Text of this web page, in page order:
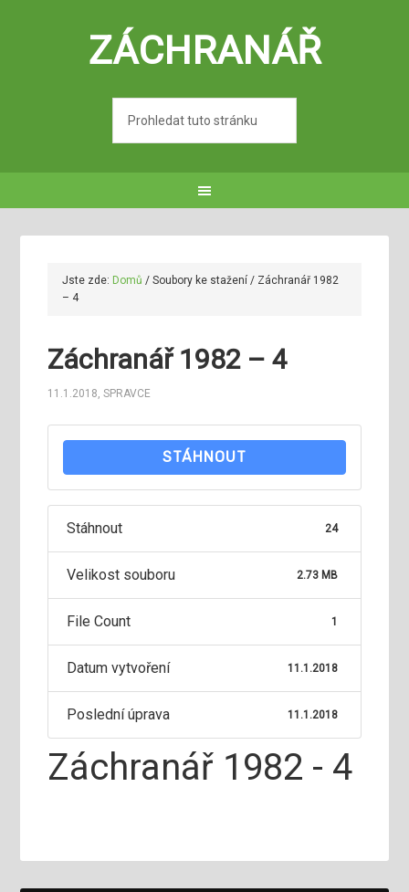
ZÁCHRANÁŘ
Jste zde: Domů / Soubory ke stažení/ Záchranář 1982
– 4
Záchranář 1982 – 4
11.1.2018,SPRAVCE
STÁHNOUT
Stáhnout 24
Velikost souboru 2.73 MB
File Count 1
Datum vytvoření 11.1.2018
Poslední úprava 11.1.2018
Záchranář 1982 - 4